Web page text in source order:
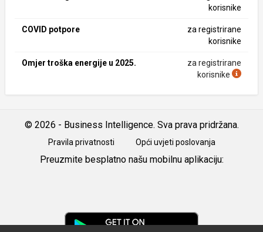
korisnike
COVID potpore
za registrirane
korisnike
Omjer troška energije u 2025.
za registrirane
korisnike
© 2026 - Business Intelligence. Sva prava pridržana.
Pravila privatnosti Opći uvjeti poslovanja
Preuzmite besplatno našu mobilnu aplikaciju: